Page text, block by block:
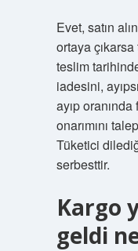
Evet, satın
ortaya
teslim
iadesini,
ayıp
onarımını
Tüketici
serbesttir.
Kargo
geldi